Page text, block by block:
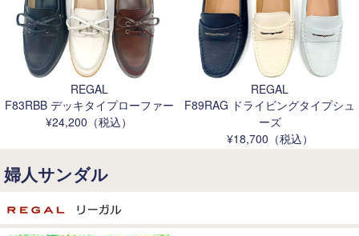
REGAL
F83RBB デッキタイプローファー
¥24,200（税込）
REGAL
F89RAG ドライビングタイプシュ
ーズ
¥18,700（税込）
婦人サンダル